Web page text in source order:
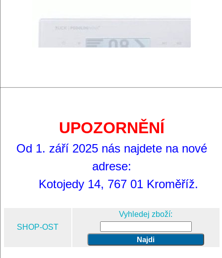
UPOZORNĚNÍ
Od 1. září 2025 nás najdete na nové
adrese:
Kotojedy 14, 767 01 Kroměříž.
SHOP-OST
Vyhledej zboží: